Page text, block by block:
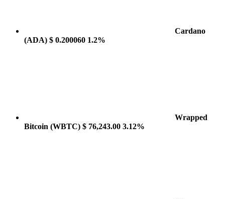
Cardano
(ADA) $ 0.200060 1.2%
Wrapped
Bitcoin (WBTC) $ 76,243.00 3.12%